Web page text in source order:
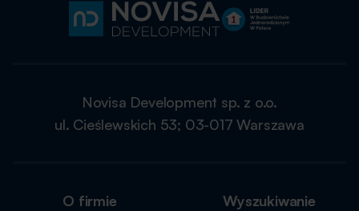
Novisa Development sp. z o.o.
ul. Cieślewskich 53; 03-017 Warszawa
O firmie
Wyszukiwanie